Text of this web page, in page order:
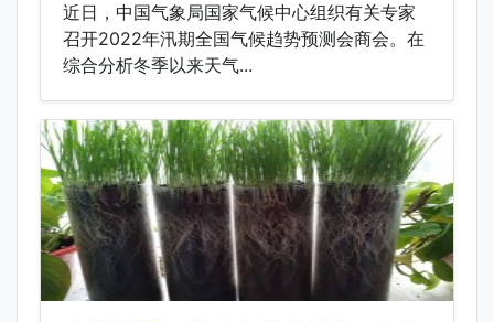
近日，中国气象局国家气候中心组织有关专家
召开2022年汛期全国气候趋势预测会商会。在
综合分析冬季以来天气...